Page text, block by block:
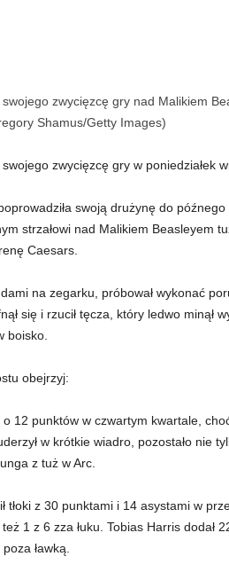
zwycięzcę gry nad Malikiem
Shamus/Getty Images)
zwycięzcę gry w poniedziałek
swoją drużynę do
strzałowi nad Malikiem Beasleyem
Caesars.
na zegarku, próbował wykonać
się i rzucił tęcza, który ledwo minął
boisko.
obejrzyj:
12 punktów w czwartym kwartale,
w krótkie wiadro, pozostało nie
z tuż w Arc.
tłoki z 30 punktami i 14 asystami w
1 z 6 zza łuku. Tobias Harris dodał
ławką.